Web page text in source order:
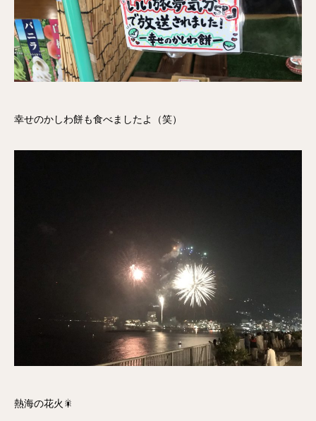
幸せのかしわ餅も食べましたよ（笑）
熱海の花火🎇